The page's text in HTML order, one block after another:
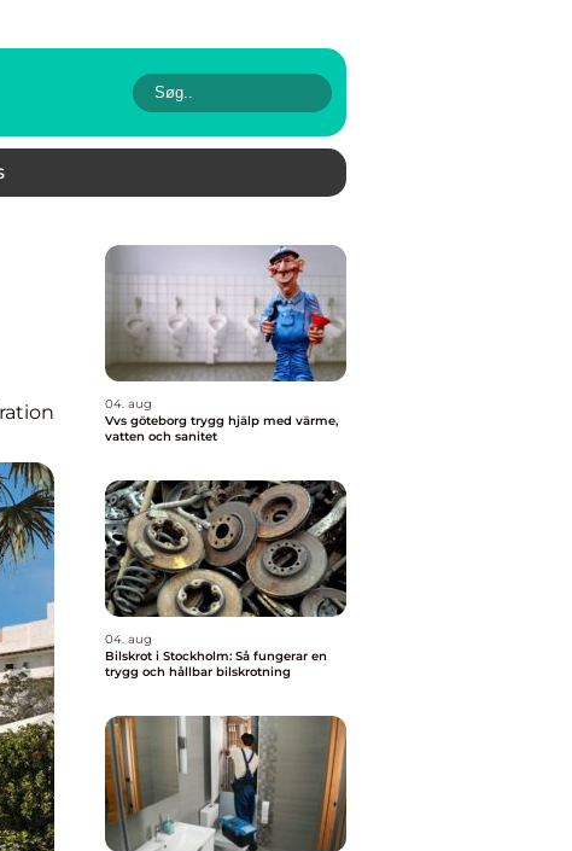
04. aug
Vvs göteborg trygg hjälp med värme,
vatten och sanitet
04. aug
Bilskrot i Stockholm: Så fungerar en
trygg och hållbar bilskrotning